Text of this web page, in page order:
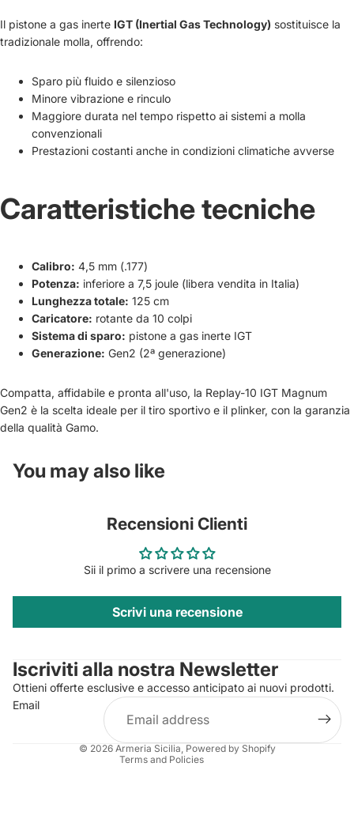
Il pistone a gas inerte IGT (Inertial Gas Technology) sostituisce la
tradizionale molla, offrendo:
Sparo più fluido e silenzioso
Minore vibrazione e rinculo
Maggiore durata nel tempo rispetto ai sistemi a molla
convenzionali
Prestazioni costanti anche in condizioni climatiche avverse
Caratteristiche tecniche
Calibro: 4,5 mm (.177)
Potenza: inferiore a 7,5 joule (libera vendita in Italia)
Lunghezza totale: 125 cm
Caricatore: rotante da 10 colpi
Sistema di sparo: pistone a gas inerte IGT
Generazione: Gen2 (2ª generazione)
Compatta, affidabile e pronta all'uso, la Replay-10 IGT Magnum
Gen2 è la scelta ideale per il tiro sportivo e il plinker, con la garanzia
della qualità Gamo.
You may also like
Recensioni Clienti
Sii il primo a scrivere una recensione
Scrivi una recensione
Iscriviti alla nostra Newsletter
Ottieni offerte esclusive e accesso anticipato ai nuovi prodotti.
Email
© 2026 Armeria Sicilia , Powered by Shopify
Terms and Policies
Privacy policy
Refund policy
Terms of service
Shipping policy
Legal notice